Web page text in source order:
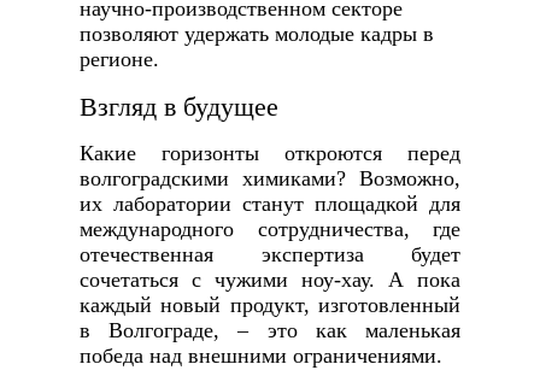
научно‑производственном секторе
позволяют удержать молодые кадры в
регионе.
Взгляд в будущее
Какие горизонты откроются перед
волгоградскими химиками? Возможно,
их лаборатории станут площадкой для
международного сотрудничества, где
отечественная экспертиза будет
сочетаться с чужими ноу‑хау. А пока
каждый новый продукт, изготовленный
в Волгограде, – это как маленькая
победа над внешними ограничениями.